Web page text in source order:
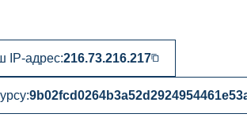
IP-адрес:216.73.216.217